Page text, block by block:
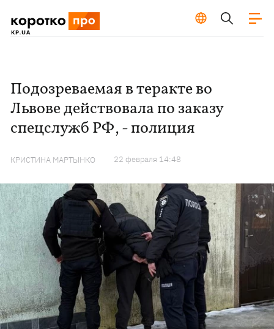
Подозреваемая в теракте во
Львове действовала по заказу
спецслужб РФ, - полиция
КРИСТИНА МАРТЫНКО 22 февраля 14:48